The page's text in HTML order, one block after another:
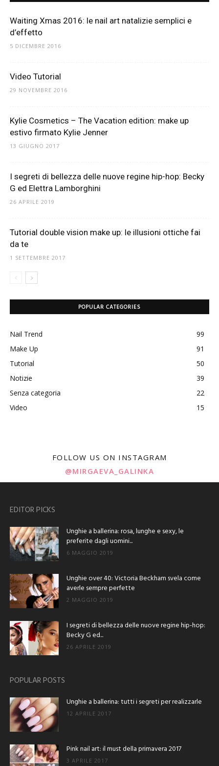
Waiting Xmas 2016: le nail art natalizie semplici e
d’effetto
5 DICEMBRE 2016
Video Tutorial
29 NOVEMBRE 2016
Kylie Cosmetics – The Vacation edition: make up
estivo firmato Kylie Jenner
13 GIUGNO 2017
I segreti di bellezza delle nuove regine hip-hop: Becky
G ed Elettra Lamborghini
26 APRILE 2019
Tutorial double vision make up: le illusioni ottiche fai
da te
1 SETTEMBRE 2017
POPULAR CATEGORIES
Nail Trend
99
Make Up
91
Tutorial
50
Notizie
39
Senza categoria
22
Video
15
FOLLOW US ON INSTAGRAM
@MIRGAEVA_GALINKA
EDITOR PICKS
Unghie a ballerina: rosa, lunghe e sexy, le
preferite dagli uomini...
6 MAGGIO 2019
Unghie over 40: Victoria Beckham svela come
averle sempre perfette
2 MAGGIO 2019
I segreti di bellezza delle nuove regine hip-hop:
Becky G ed...
26 APRILE 2019
POPULAR POSTS
Unghie a ballerina: tutti i segreti per realizzarle
12 APRILE 2017
Pink nail art: il must della primavera 2017
3 APRILE 2017